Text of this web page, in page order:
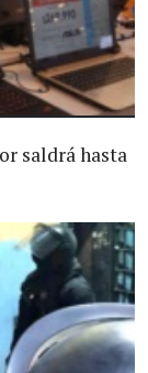
saldrá hasta